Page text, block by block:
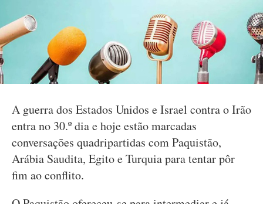
A guerra dos Estados Unidos e Israel contra o Irão
entra no 30.º dia e hoje estão marcadas
conversações quadripartidas com Paquistão,
Arábia Saudita, Egito e Turquia para tentar pôr
fim ao conflito.